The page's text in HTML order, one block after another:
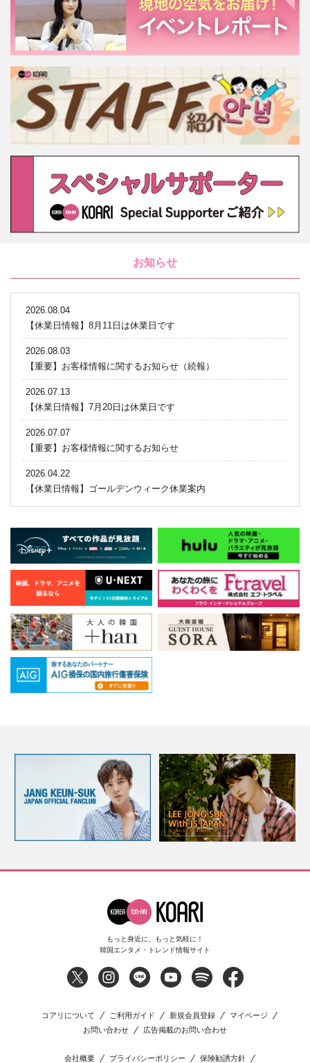
お知らせ
2026.08.04
【休業日情報】8月11日は休業日です
2026.08.03
【重要】お客様情報に関するお知らせ（続報）
2026.07.13
【休業日情報】7月20日は休業日です
2026.07.07
【重要】お客様情報に関するお知らせ
2026.04.22
【休業日情報】ゴールデンウィーク休業案内
もっと身近に、もっと気軽に！
韓国エンタメ・トレンド情報サイト
コアリについて ご利用ガイド 新規会員登録
マイページ
お問い合わせ
広告掲載のお問い合わせ
会社概要 プライバシーポリシー 保険勧誘方針